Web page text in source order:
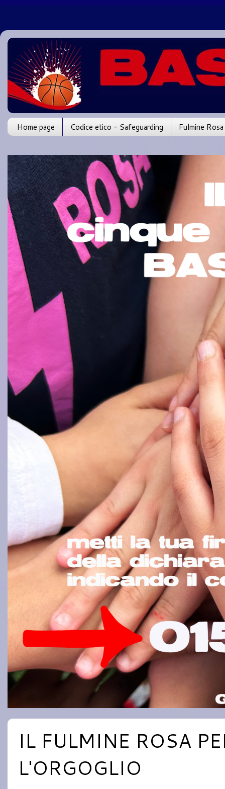
Home page Codice etico - Safeguarding Fulmine Rosa
IL FULMINE ROSA
L'ORGOGLIO